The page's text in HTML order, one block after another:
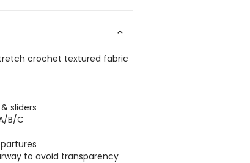
crochet textured fabric
sliders
B/C
to avoid transparency